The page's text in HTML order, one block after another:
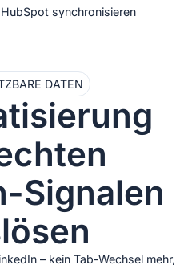
DATEN
Signalen
– kein Tab-Wechsel mehr,